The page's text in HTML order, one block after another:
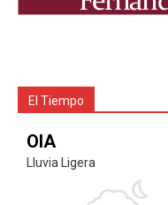
El Tiempo
OIA
Lluvia Ligera